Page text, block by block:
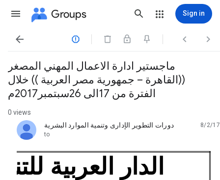
Groups Sign in
   
ماجستير ادارة الاعمال المهني المصغر
((القاهرة – جمهورية مصر العربية )) خلال
الفترة من 17الى 26سبتمبر2017م
0 views
دورات التطوير الإدارى وتنمية الموارد البشرية
unread,
8/2/17
to
الدار العربية